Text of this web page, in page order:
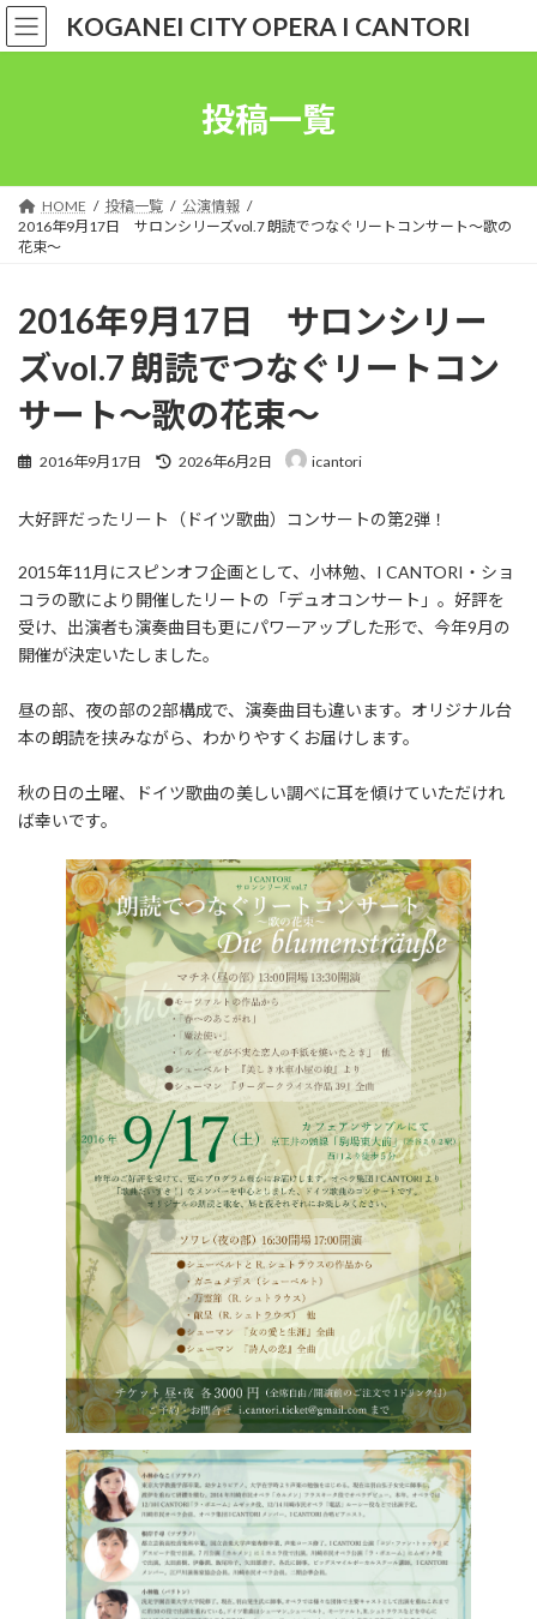
コ
ン
ナ
ビ
KOGANEI CITY OPERA I CANTORI
投稿一覧
HOME 投稿一覧
公演情報
2016年9月17日 サロンシリーズvol.7 朗読でつなぐリートコンサート〜歌の
花束〜
2016年9月17日 サロンシリー
ズvol.7 朗読でつなぐリートコン
サート〜歌の花束〜
2016年9月17日
最
新
時
2026年6月2日 icantori
大好評だったリート（ドイツ歌曲）コンサートの第2弾！
2015年11月にスピンオフ企画として、小林勉、I CANTORI・ショ
コラの歌により開催したリートの「デュオコンサート」。好評を
受け、出演者も演奏曲目も更にパワーアップした形で、今年9月の
開催が決定いたしました。
昼の部、夜の部の2部構成で、演奏曲目も違います。オリジナル台
本の朗読を挟みながら、わかりやすくお届けします。
秋の日の土曜、ドイツ歌曲の美しい調べに耳を傾けていただけれ
ば幸いです。